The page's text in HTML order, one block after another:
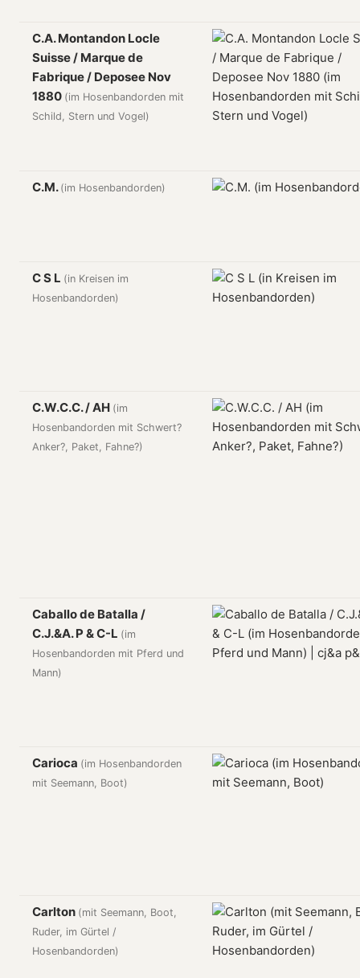
C.A. Montandon Locle
Suisse / Marque de
Fabrique / Deposee Nov
1880 (im Hosenbandorden mit
Schild, Stern und Vogel)
C.M. (im Hosenbandorden)
C S L (in Kreisen im
Hosenbandorden)
C.W.C.C. / AH (im
Hosenbandorden mit Schwert?
Anker?, Paket, Fahne?)
Caballo de Batalla /
C.J.&A. P & C-L (im
Hosenbandorden mit Pferd und
Mann)
Carioca (im Hosenbandorden
mit Seemann, Boot)
Carlton (mit Seemann, Boot,
Ruder, im Gürtel /
Hosenbandorden)